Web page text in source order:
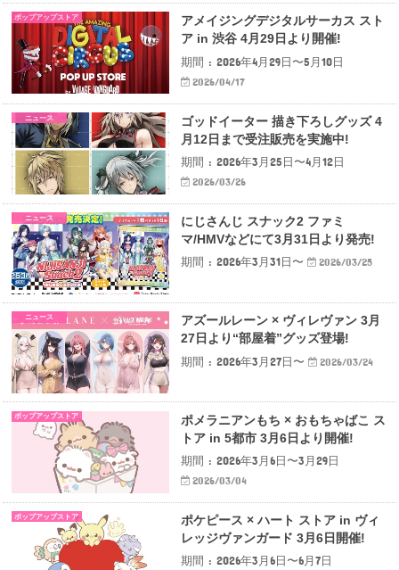
ポップアップストア
アメイジングデジタルサーカス スト
ア in 渋谷 4月29日より開催!
期間 : 2026年4月29日〜5月10日
2026/04/17
ニュース
ゴッドイーター 描き下ろしグッズ 4
月12日まで受注販売を実施中!
期間 : 2026年3月25日〜4月12日
2026/03/26
ニュース
にじさんじ スナック2 ファミ
マ/HMVなどにて3月31日より発売!
期間 : 2026年3月31日〜
2026/03/25
ニュース
アズールレーン × ヴィレヴァン 3月
27日より“部屋着”グッズ登場!
期間 : 2026年3月27日〜
2026/03/24
ポップアップストア
ポメラニアンもち × おもちゃばこ ス
トア in 5都市 3月6日より開催!
期間 : 2026年3月6日〜3月29日
2026/03/04
ポップアップストア
ポケピース × ハート ストア in ヴィ
レッジヴァンガード 3月6日開催!
期間 : 2026年3月6日〜6月7日